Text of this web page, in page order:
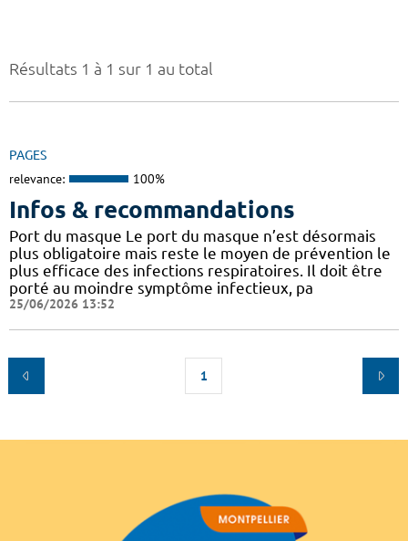
Résultats 1 à 1 sur 1 au total
PAGES
relevance: 100%
Infos & recommandations
Port du masque Le port du masque n’est désormais
plus obligatoire mais reste le moyen de prévention le
plus efficace des infections respiratoires. Il doit être
porté au moindre symptôme infectieux, pa
25/06/2026 13:52
1